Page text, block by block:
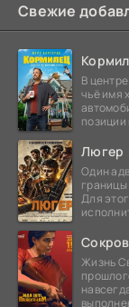
Свежие
В
чьё имя
позиции
Люгер
Один
Для
Жизнь